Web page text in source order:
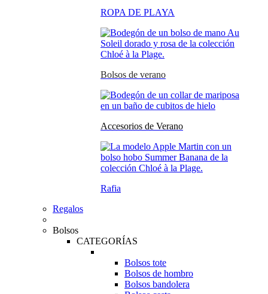
ROPA DE PLAYA
Bolsos de verano
Accesorios de Verano
Rafia
Regalos
Bolsos
CATEGORÍAS
Bolsos tote
Bolsos de hombro
Bolsos bandolera